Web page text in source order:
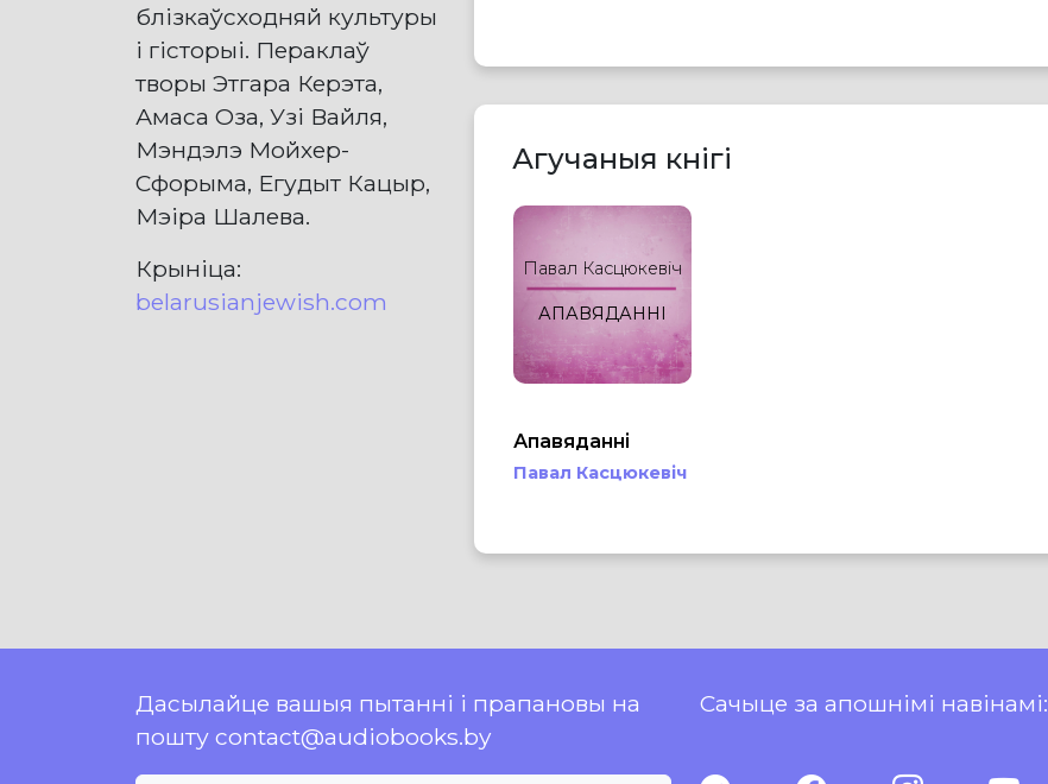
блізкаўсходняй культуры
і гісторыі. Пераклаў
творы Этгара Керэта,
Амаса Оза, Узі Вайля,
Мэндэлэ Мойхер-
Сфорыма, Егудыт Кацыр,
Мэіра Шалева.
Крыніца:
belarusianjewish.com
Агучаныя кнігі
Павал Касцюкевіч
АПАВЯДАННІ
Апавяданні
Павал Касцюкевіч
Дасылайце вашыя пытанні і прапановы на
пошту contact@audiobooks.by
Сачыце за апошнімі навінамі: